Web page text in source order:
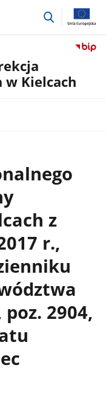
przejdź
w Kielcach
z
r.,
2904,